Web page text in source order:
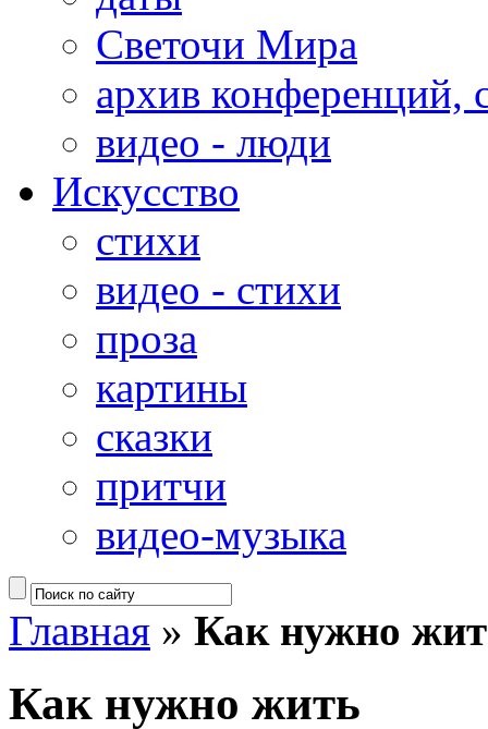
Светочи Мира
архив конференций,
видео - люди
Искусство
стихи
видео - стихи
проза
картины
сказки
притчи
видео-музыка
Главная » Как нужно
Как нужно жить